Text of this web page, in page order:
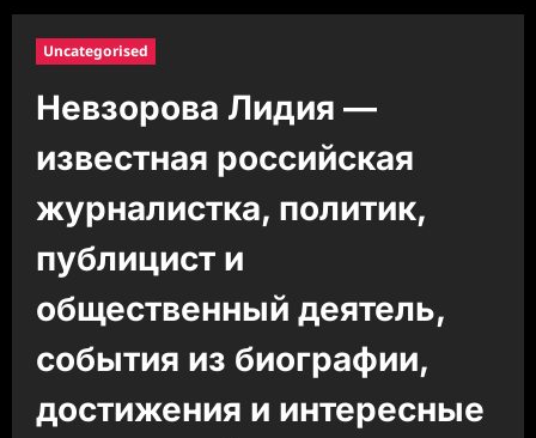
Uncategorised
Невзорова Лидия —
известная российская
журналистка, политик,
публицист и
общественный деятель,
события из биографии,
достижения и интересные